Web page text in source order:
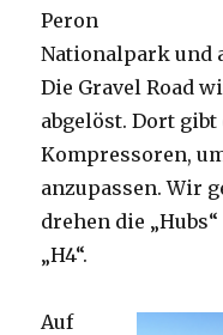
Peron
Nationalpark und
Die Gravel Road
abgelöst. Dort gibt
Kompressoren,
anzupassen. Wir
drehen die
„H4“.
Auf